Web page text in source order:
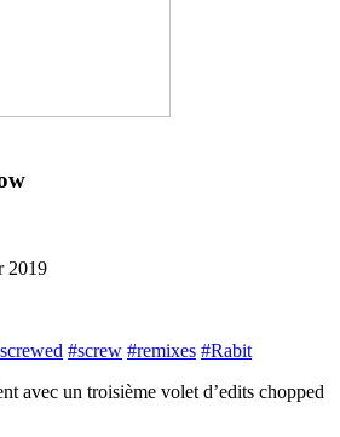
2019
#screw #remixes #Rabit
avec un troisième volet d’edits chopped